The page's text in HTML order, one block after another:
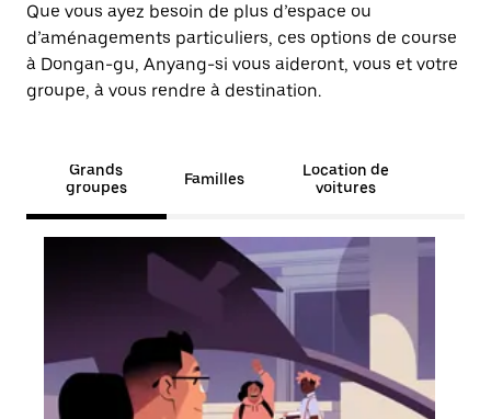
Que vous ayez besoin de plus d’espace ou
d’aménagements particuliers, ces options de course
à Dongan-gu, Anyang-si vous aideront, vous et votre
groupe, à vous rendre à destination.
Grands
groupes
Familles
Location de
voitures